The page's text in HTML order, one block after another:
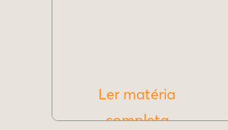
Ler matéria
completa